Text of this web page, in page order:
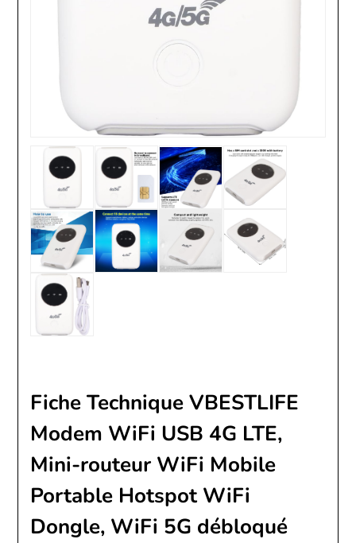
Fiche Technique VBESTLIFE
Modem WiFi USB 4G LTE,
Mini-routeur WiFi Mobile
Portable Hotspot WiFi
Dongle, WiFi 5G débloqué